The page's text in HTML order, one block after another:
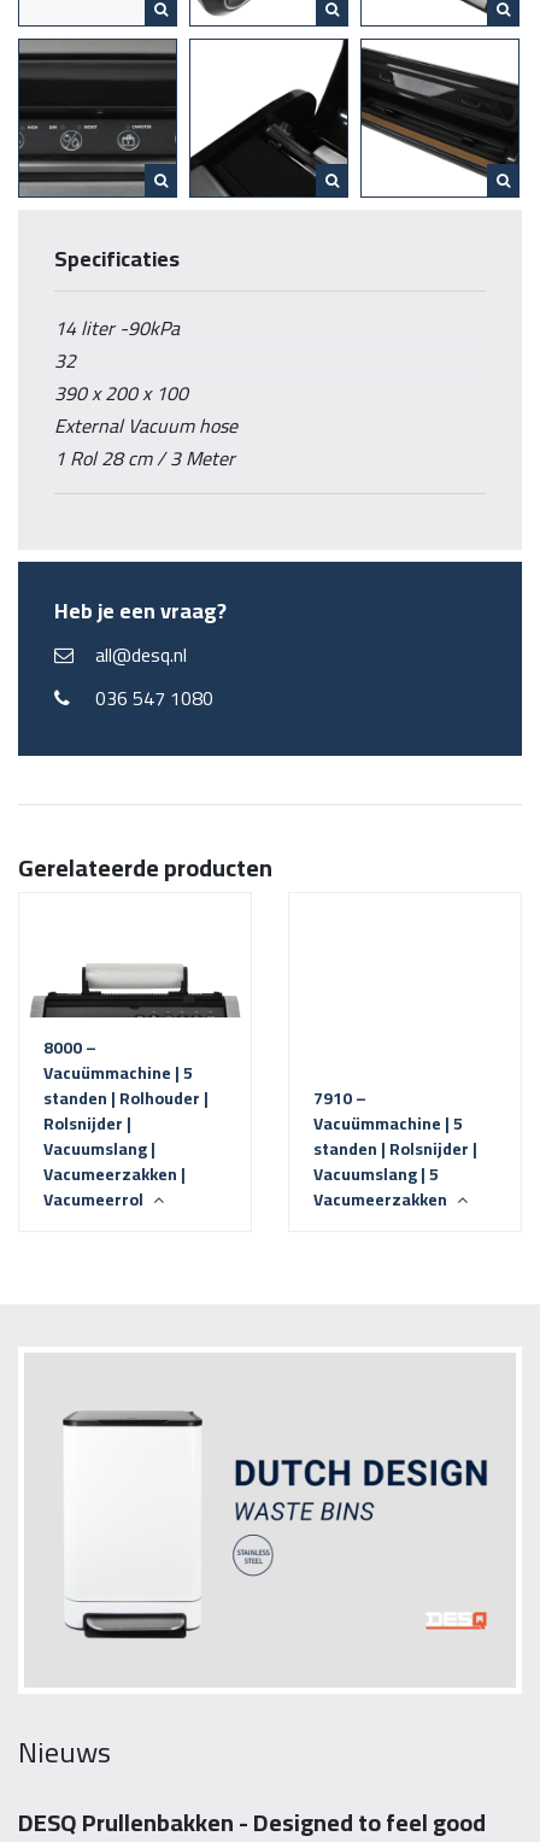
Zoals altijd bij DESQ, met hoogwaardige specificaties,
uitgebreide eigenschappen, een compleet startpakket en een
zeer fraai design!
DESQ – Sustainable Household
Bekijkhierde unboxing video!
Specificaties
14 liter -90kPa
32
390 x 200 x 100
External Vacuum hose
1 Rol 28 cm / 3 Meter
Heb je een vraag?
all@desq.nl
036 547 1080
Gerelateerde producten
8000 –
Vacuümmachine | 5
standen | Rolhouder |
Rolsnijder |
Vacuumslang |
Vacumeerzakken |
Vacumeerrol
7910 –
Vacuümmachine | 5
standen | Rolsnijder |
Vacuumslang | 5
Vacumeerzakken
Nieuws
DESQ Prullenbakken - Designed to feel good